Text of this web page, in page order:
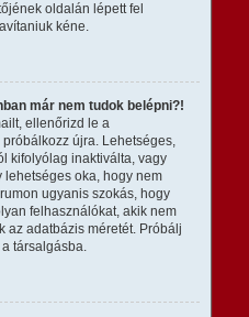
oldalán lépett fel
kéne.
már nem tudok belépni?!
ellenőrizd le a
újra. Lehetséges,
kifolyólag inaktiválta, vagy
lehetséges oka, hogy nem
ugyanis szokás, hogy
felhasználókat, akik nem
az adatbázis méretét. Próbálj
társalgásba.